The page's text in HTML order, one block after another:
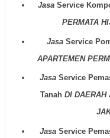
Jasa Service
PERMATA
Jasa Service
APARTEMEN
JasaService
Tanah DI DAERAH
JasaService